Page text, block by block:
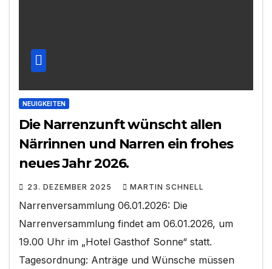
NEUIGKEITEN
Die Narrenzunft wünscht allen
Närrinnen und Narren ein frohes
neues Jahr 2026.
23. DEZEMBER 2025 MARTIN SCHNELL
Narrenversammlung 06.01.2026: Die
Narrenversammlung findet am 06.01.2026, um
19.00 Uhr im „Hotel Gasthof Sonne“ statt.
Tagesordnung: Anträge und Wünsche müssen